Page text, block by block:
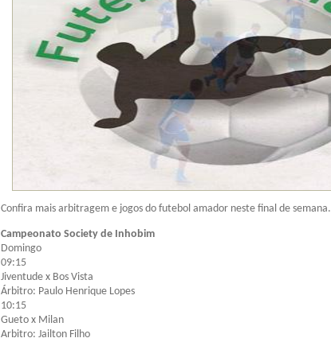
Confira mais arbitragem e jogos do futebol amador neste final de semana.
Campeonato Society de Inhobim
Domingo
09:15
Jiventude x Bos Vista
Árbitro: Paulo Henrique Lopes
10:15
Gueto x Milan
Arbitro: Jailton Filho